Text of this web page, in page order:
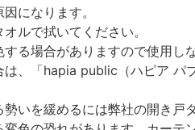
になります。
ルで拭いてください。
る場合がありますので使用し
、「hapia public（ハピア パ
いを緩めるには弊社の開き戸